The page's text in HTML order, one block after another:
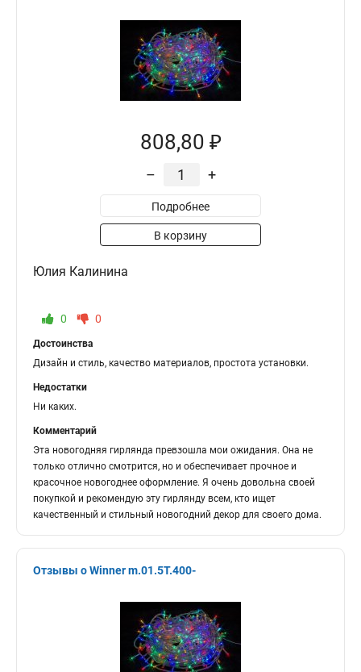
808,80 ₽
– +
Подробнее
В корзину
Юлия Калинина
0 0
Достоинства
Дизайн и стиль, качество материалов, простота установки.
Недостатки
Ни каких.
Комментарий
Эта новогодняя гирлянда превзошла мои ожидания. Она не
только отлично смотрится, но и обеспечивает прочное и
красочное новогоднее оформление. Я очень довольна своей
покупкой и рекомендую эту гирлянду всем, кто ищет
качественный и стильный новогодний декор для своего дома.
Отзывы о Winner m.01.5T.400-